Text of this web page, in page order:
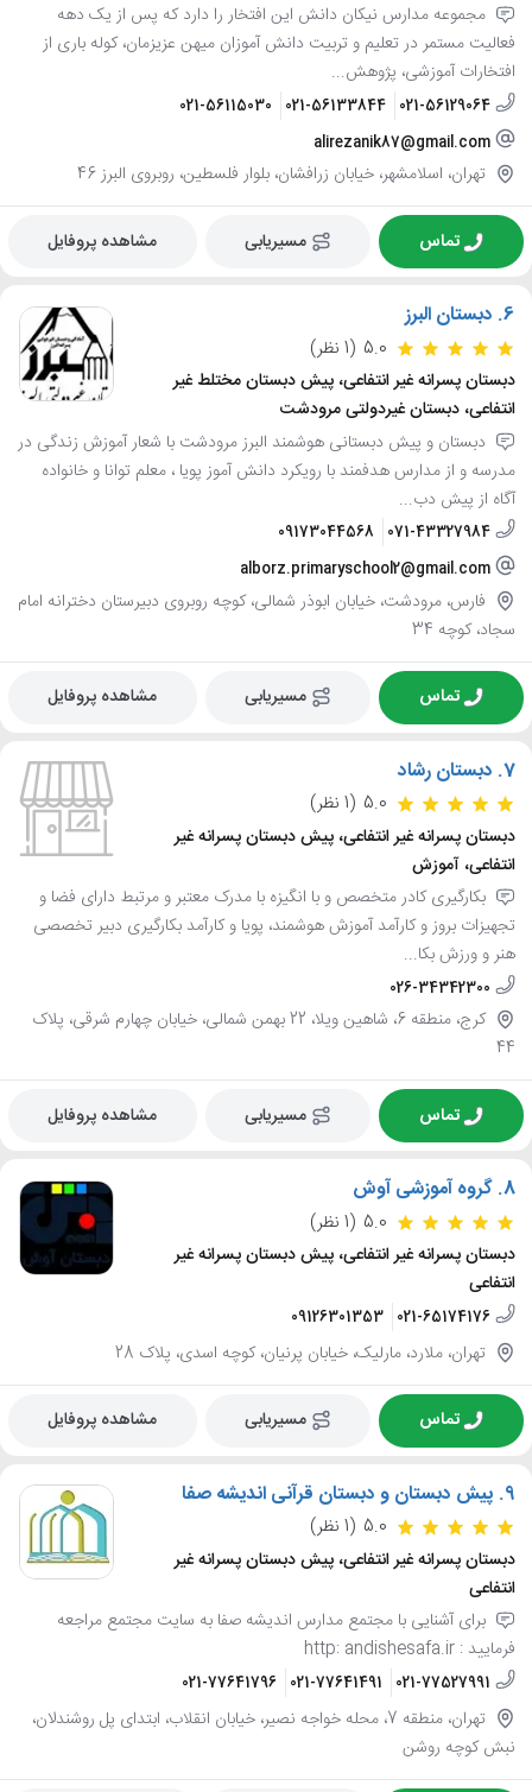
مجموعه مدارس نیکان دانش این افتخار را دارد که پس از یک دهه
فعالیت مستمر در تعلیم و تربیت دانش آموزان میهن عزیزمان، کوله باری از
افتخارات آموزشی، پژوهش...
021-56129064
021-56133844
021-56115030
alirezanik87@gmail.com
تهران، اسلامشهر، خیابان زرافشان، بلوار فلسطین، روبروی البرز 46
تماس مسیریابی مشاهده پروفایل
6. دبستان البرز
5.0 (1 نظر)
دبستان پسرانه غیر انتفاعی، پیش دبستان مختلط غیر
انتفاعی، دبستان غیردولتی مرودشت
دبستان و پیش دبستانی هوشمند البرز مرودشت با شعار آموزش زندگی در
مدرسه و از مدارس هدفمند با رویکرد دانش آموز پویا ، معلم توانا و خانواده
آگاه از پیش دب...
071-43327984
09173044568
alborz.primaryschool2@gmail.com
فارس، مرودشت، خیابان ابوذر شمالی، کوچه روبروی دبیرستان دخترانه امام
سجاد، کوچه 34
تماس مسیریابی مشاهده پروفایل
7. دبستان رشاد
5.0 (1 نظر)
دبستان پسرانه غیر انتفاعی، پیش دبستان پسرانه غیر
انتفاعی، آموزش
بکارگیری کادر متخصص و با انگیزه با مدرک معتبر و مرتبط دارای فضا و
تجهیزات بروز و کارآمد آموزش هوشمند، پویا و کارآمد بکارگیری دبیر تخصصی
هنر و ورزش بکا...
026-34342300
کرج، منطقه 6، شاهین ویلا، 22 بهمن شمالی، خیابان چهارم شرقی، پلاک
44
تماس مسیریابی مشاهده پروفایل
8. گروه آموزشی آوش
5.0 (1 نظر)
دبستان پسرانه غیر انتفاعی، پیش دبستان پسرانه غیر
انتفاعی
021-65174176
09126301353
تهران، ملارد، مارلیک، خیابان پرنیان، کوچه اسدی، پلاک 28
تماس مسیریابی مشاهده پروفایل
9. پیش دبستان و دبستان قرآنی اندیشه صفا
5.0 (1 نظر)
دبستان پسرانه غیر انتفاعی، پیش دبستان پسرانه غیر
انتفاعی
برای آشنایی با مجتمع مدارس اندیشه صفا به سایت مجتمع مراجعه
فرمایید : http: andishesafa.ir
021-77527991
021-77641491
021-77641796
تهران، منطقه 7، محله خواجه نصیر، خیابان انقلاب، ابتدای پل روشندلان،
نبش کوچه روشن